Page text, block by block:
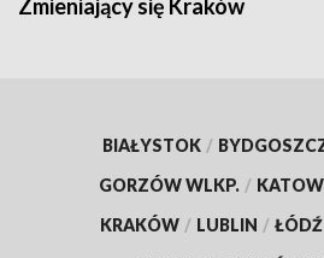
Zmieniający się Kraków
BIAŁYSTOK /
GORZÓW WLKP. /
KRAKÓW / LUBLIN / ŁÓDŹ